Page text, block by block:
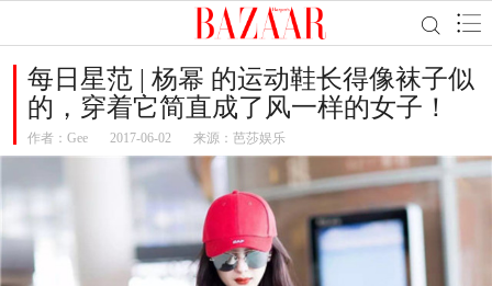
每日星范 | 杨幂 的运动鞋长得像袜子似
的，穿着它简直成了风一样的女子！
作者： Gee 2017-06-02 来源：芭莎娱乐